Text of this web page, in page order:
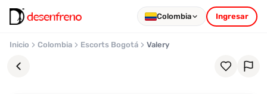
Colombia Ingresar
Inicio Colombia Escorts Bogotá Valery